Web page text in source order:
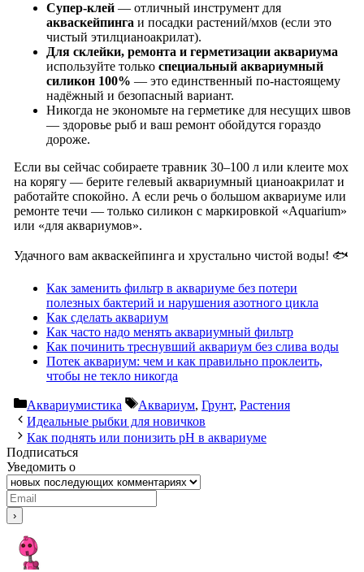
Супер-клей — отличный инструмент для
акваскейпинга и посадки растений/мхов (если это
чистый этилцианоакрилат).
Для склейки, ремонта и герметизации аквариума
используйте только специальный аквариумный
силикон 100% — это единственный по-настоящему
надёжный и безопасный вариант.
Никогда не экономьте на герметике для несущих швов
— здоровье рыб и ваш ремонт обойдутся гораздо
дороже.
Если вы сейчас собираете травник 30–100 л или клеите мох
на корягу — берите гелевый аквариумный цианоакрилат и
работайте спокойно. А если речь о большом аквариуме или
ремонте течи — только силикон с маркировкой «Aquarium»
или «для аквариумов».
Удачного вам акваскейпинга и хрустально чистой воды! 🐟
Как заменить фильтр в аквариуме без потери
полезных бактерий и нарушения азотного цикла
Как сделать аквариум
Как часто надо менять аквариумный фильтр
Как починить треснувший аквариум без слива воды
Потек аквариум: чем и как правильно проклеить,
чтобы не текло никогда
Рубрики
Аквариумистика Метки
Аквариум, Грунт, Растения
Идеальные рыбки для новичков
Как поднять или понизить pH в аквариуме
Подписаться
Уведомить о